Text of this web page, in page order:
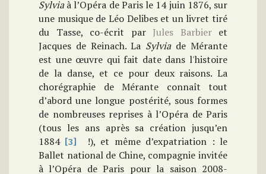
Sylviaà l’Opéra de Paris le 14 juin 1876, sur
une musique de Léo Delibes et un livret tiré
du Tasse, co-écrit par Jules Barbieret
Jacques de Reinach. La Sylviade Mérante
est une œuvre qui fait date dans l'histoire
de la danse, et ce pour deux raisons. La
chorégraphie de Mérante connaît tout
d’abord une longue postérité, sous formes
de nombreuses reprises à l’Opéra de Paris
(tous les ans après sa création jusqu’en
1884 [3]
!), et même d’expatriation : le
Ballet national de Chine, compagnie invitée
à l’Opéra de Paris pour la saison 2008-